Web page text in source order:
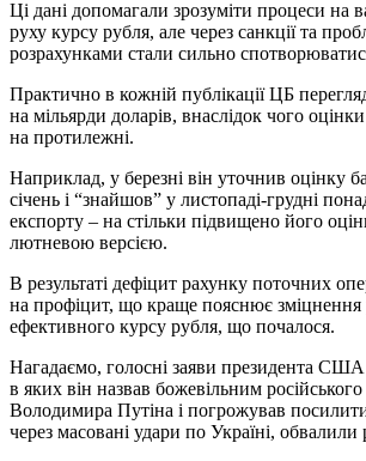
Ці дані допомагали зрозуміти процеси на
руху курсу рубля, але через санкції та
розрахунками стали сильно
Практично в кожній публікації ЦБ
на мільярди доларів, внаслідок чого
на протилежні.
Наприклад, у березні він уточнив оцінку
січень і “знайшов” у листопаді-грудні
експорту – на стільки підвищено його
лютневою версією.
В результаті дефіцит рахунку поточних
на профіцит, що краще пояснює зміцнення
ефективного курсу рубля, що почалося.
Нагадаємо, голосні заяви президента
в яких він назвав божевільним
Володимира Путіна і погрожував
через масовані удари по Україні,